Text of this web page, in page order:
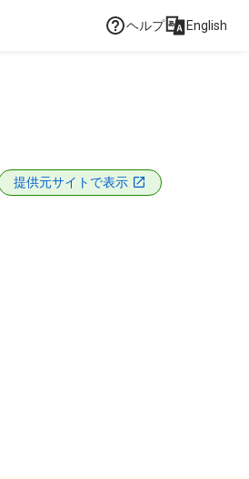
ヘルプ English
提供元サイトで表示